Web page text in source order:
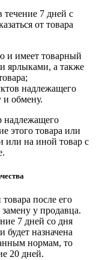
течение 7 дней с
от товара
и имеет товарный
ярлыками, а также
надлежащего
и обмену.
надлежащего
этого товара или
или на иной товар с
после его
у продавца.
7 дней со дня
будет назначена
нормам, то
20 дней.